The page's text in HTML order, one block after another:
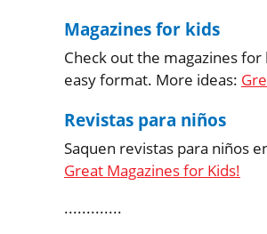
Magazines for kids
Check out the magazines
easy format. More ideas:
Revistas para niños
Saquen revistas para niños
Great Magazines for Kids!
.............